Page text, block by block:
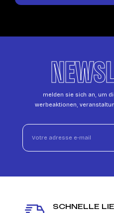
melden sie sich an, um
werbeaktionen,
SCHNELLE